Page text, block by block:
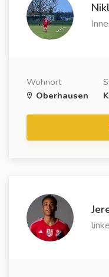
Wohnort
Oberhausen